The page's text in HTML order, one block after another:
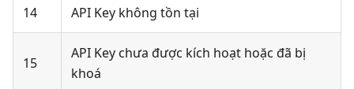
14 API Key không tồn tại
15
API Key chưa được kích hoạt hoặc đã bị
khoá